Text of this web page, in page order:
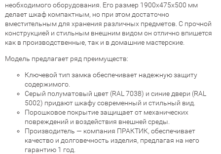
необходимого оборудования. Его размер 1900x475x500 мм
делает шкаф компактным, но при этом достаточно
вместительным для хранения различных предметов. С прочной
конструкцией и стильным внешним видом он отлично впишется
как в производственные, так и в домашние мастерские.
Модель предлагает ряд преимуществ:
Ключевой тип замка обеспечивает надежную защиту
содержимого.
Серый полуматовый цвет (RAL 7038) и синие двери (RAL
5002) придают шкафу современный и стильный вид.
Порошковое покрытие защищает от механических
повреждений и воздействия внешней среды.
Производитель — компания ПРАКТИК, обеспечивает
качество и долговечность изделия, предлагая на него
гарантию 1 год.